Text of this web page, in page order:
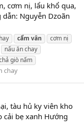
cơm nị, lẩu khổ qua,
Nguyễn Dzoãn
cẩm vân
cơm nị
nấu ăn chay
giò nấm
chay
tàu hủ ky viên kho
cải bẹ xanh Hướng